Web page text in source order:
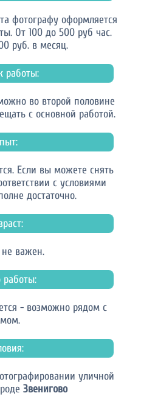
фотографу оформляется
От 100 до 500 руб час.
руб. в месяц.
работы:
во второй половине
с основной работой.
Если вы можете снять
с условиями
достаточно.
не важен.
работы:
- возможно рядом с
уличной
Звенигово